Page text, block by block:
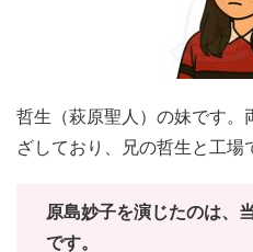
哲生（萩原聖人）の妹です。
ざしており、兄の哲生と工場
原島妙子を演じたのは、
です。